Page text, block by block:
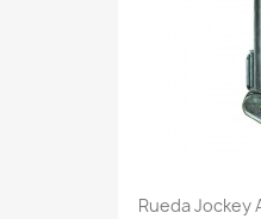
Rueda Jockey